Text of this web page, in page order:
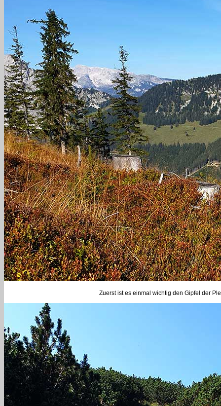
Zuerst ist es einmal wichtig den Gipfel der